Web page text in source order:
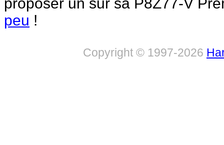
peu !
Copyright © 1997-2026